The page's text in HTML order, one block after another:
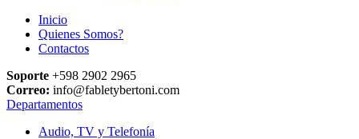
Inicio
Quienes Somos?
Contactos
Soporte +598 2902 2965
Correo: info@fabletybertoni.com
Departamentos
Audio, TV y Telefonía